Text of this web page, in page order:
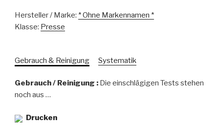
Hersteller / Marke: * Ohne Markennamen *
Klasse: Presse
Gebrauch & Reinigung Systematik
Gebrauch / Reinigung : Die einschlägigen Tests stehen
noch aus …
Drucken